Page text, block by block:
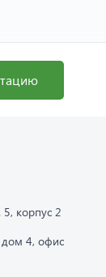
корпус 2
дом 4, офис